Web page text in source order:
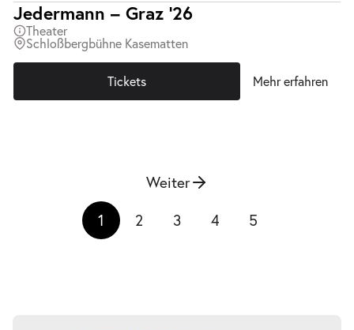
Jedermann – Graz ’26
Theater
Schloßbergbühne Kasematten
Tickets Mehr erfahren
1 2 3 4 5
Weiter